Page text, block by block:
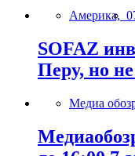
Америка,
SOFAZ
Перу, но
Медиа